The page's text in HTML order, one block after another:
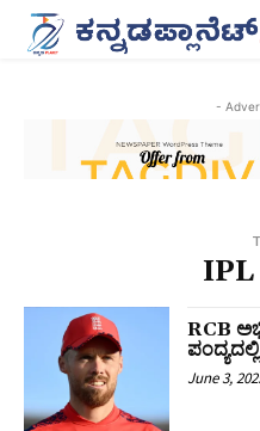
-
IPL
RCB
June 3,